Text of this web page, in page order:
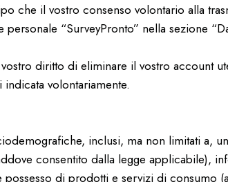
che il vostro consenso volontario alla
“SurveyPronto” nella sezione
diritto di eliminare il vostro account
volontariamente.
inclusi, ma non limitati a,
consentito dalla legge applicabile),
di prodotti e servizi di consumo